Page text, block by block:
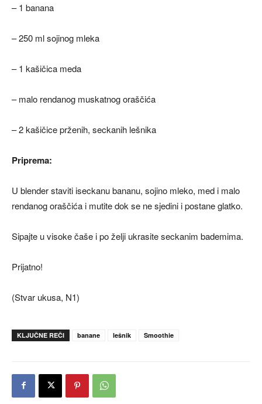
– 1 banana
– 250 ml sojinog mleka
– 1 kašičica meda
– malo rendanog muskatnog oraščića
– 2 kašičice prženih, seckanih lešnika
Priprema:
U blender staviti iseckanu bananu, sojino mleko, med i malo
rendanog oraščića i mutite dok se ne sjedini i postane glatko.
Sipajte u visoke čaše i po želji ukrasite seckanim bademima.
Prijatno!
(Stvar ukusa, N1)
KLJUČNE REČI banane lešnik Smoothie